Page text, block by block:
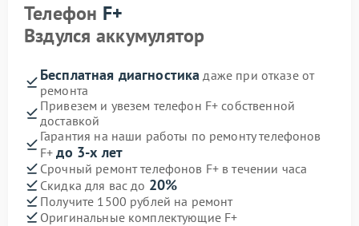
Телефон F+
Вздулся аккумулятор
Бесплатная диагностика даже при отказе от
ремонта
Привезем и увезем телефон F+ собственной
доставкой
Гарантия на наши работы по ремонту телефонов
F+до 3-х лет
Срочный ремонт телефонов F+ в течении часа
Скидка для вас до 20%
Получите 1500 рублей на ремонт
Оригинальные комплектующие F+